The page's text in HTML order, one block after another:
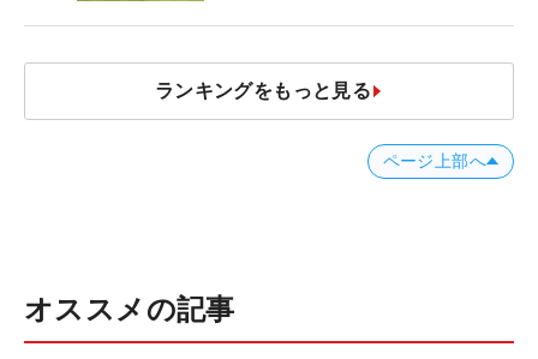
ランキングをもっと見る
ページ上部へ
オススメの記事